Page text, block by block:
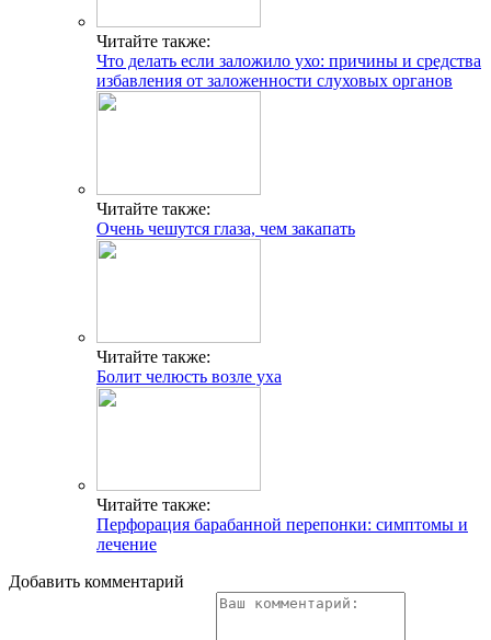
Читайте также:
Что делать если заложило ухо: причины и средства
избавления от заложенности слуховых органов
Читайте также:
Очень чешутся глаза, чем закапать
Читайте также:
Болит челюсть возле уха
Читайте также:
Перфорация барабанной перепонки: симптомы и
лечение
Добавить комментарий